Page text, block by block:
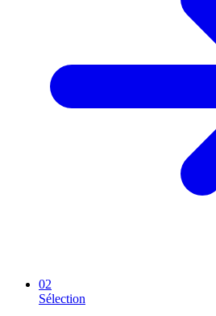
02
Sélection